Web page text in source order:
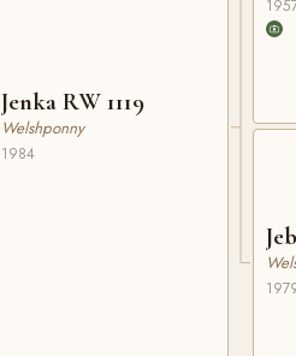
Jenka RW 1119
Welshponny
1984